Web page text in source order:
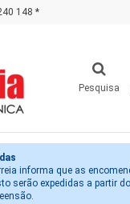
148 *
Pesquisa
informa que as
serão expedidas a partir